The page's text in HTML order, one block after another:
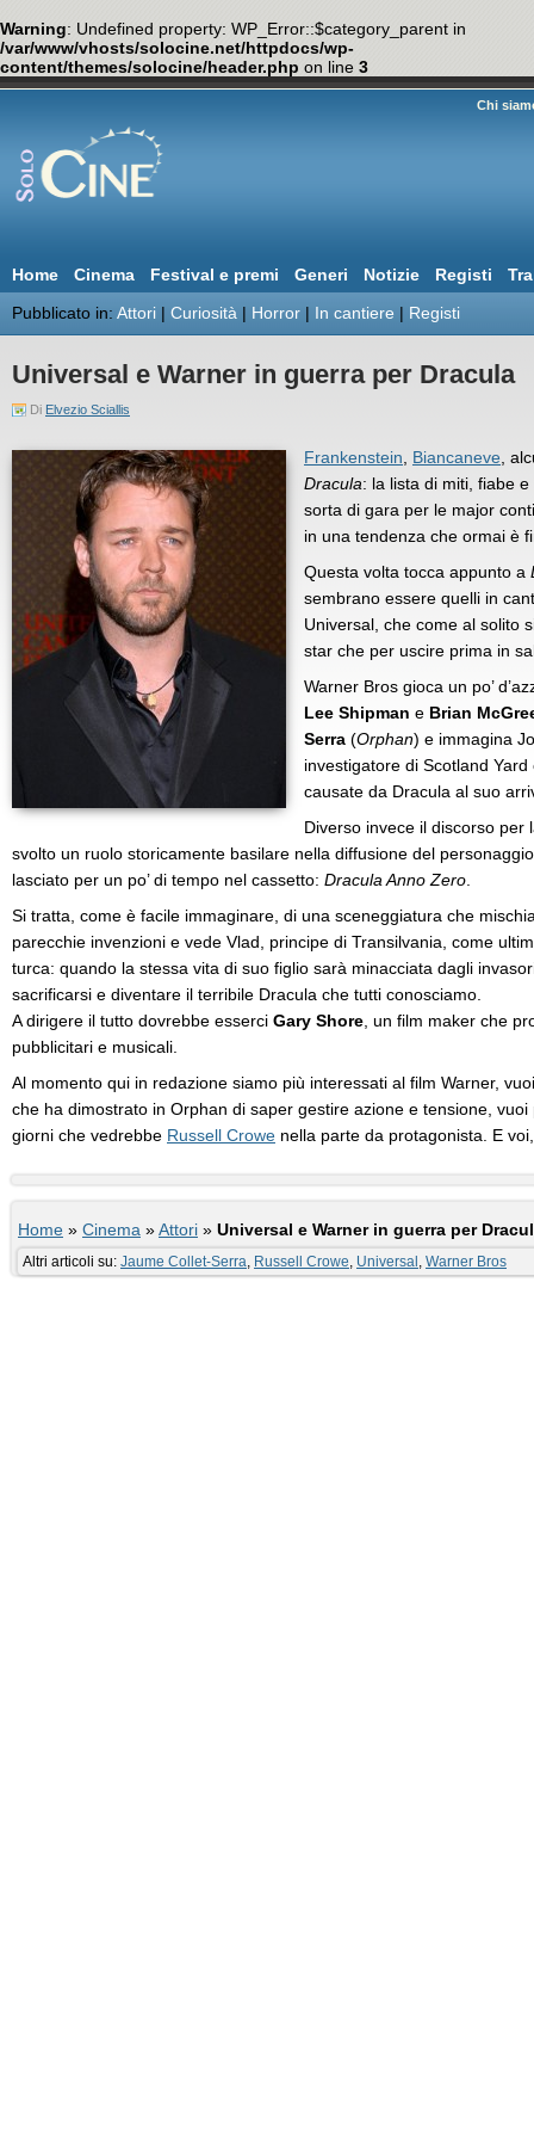
Warning: Undefined property: WP_Error::$category_parent in
/var/www/vhosts/solocine.net/httpdocs/wp-
content/themes/solocine/header.php on line 3
Chi
Home Cinema Festival e premi Generi Notizie Registi
Pubblicato in: Attori | Curiosità | Horror | In cantiere | Registi
Universal e Warner in guerra per Dracula
Di Elvezio Sciallis
Frankenstein Biancaneve ,
Dracula: la lista di miti, fiabe
sorta di gara per le major
in una tendenza che ormai è
Questa volta tocca appunto a
sembrano essere quelli in
Universal, che come al solito
star che per uscire prima in
Warner Bros gioca un po’
Lee Shipman e Brian
Serra (Orphan) e immagina
investigatore di Scotland
causate da Dracula al suo
Diverso invece il discorso per
svolto un ruolo storicamente basilare nella diffusione del
lasciato per un po’ di tempo nel cassetto: Dracula Anno Zero
Si tratta, come è facile immaginare, di una sceneggiatura che
parecchie invenzioni e vede Vlad, principe di Transilvania, come
turca: quando la stessa vita di suo figlio sarà minacciata dagli
sacrificarsi e diventare il terribile Dracula che tutti conosciamo.
A dirigere il tutto dovrebbe esserci Gary Shore , un film maker che
pubblicitari e musicali.
Al momento qui in redazione siamo più interessati al film Warner,
che ha dimostrato in Orphan di saper gestire azione e tensione,
giorni che vedrebbe Russell Crowe nella parte da protagonista. E
Home » Cinema »Attori » Universal e Warner in guerra per
Altri articoli su: Jaume Collet-Serra, Russell Crowe, Universal , Warner Bros